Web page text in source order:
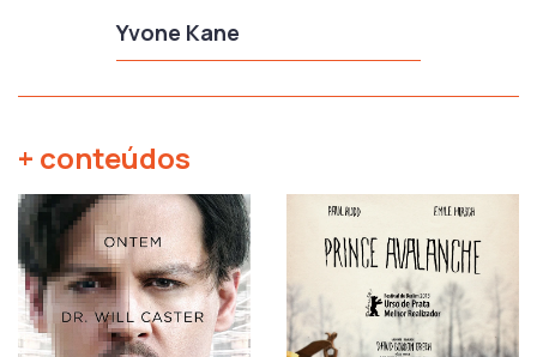
Yvone Kane
+ conteúdos